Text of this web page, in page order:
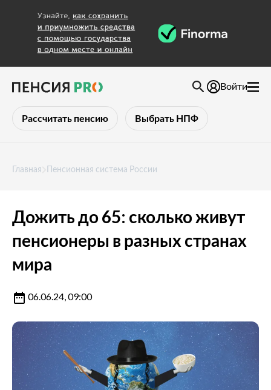
Рассчитать пенсию Выбрать НПФ
Войти
Главная Пенсионная система России
Дожить до 65: сколько живут
пенсионеры в разных странах
мира
06.06.24, 09:00